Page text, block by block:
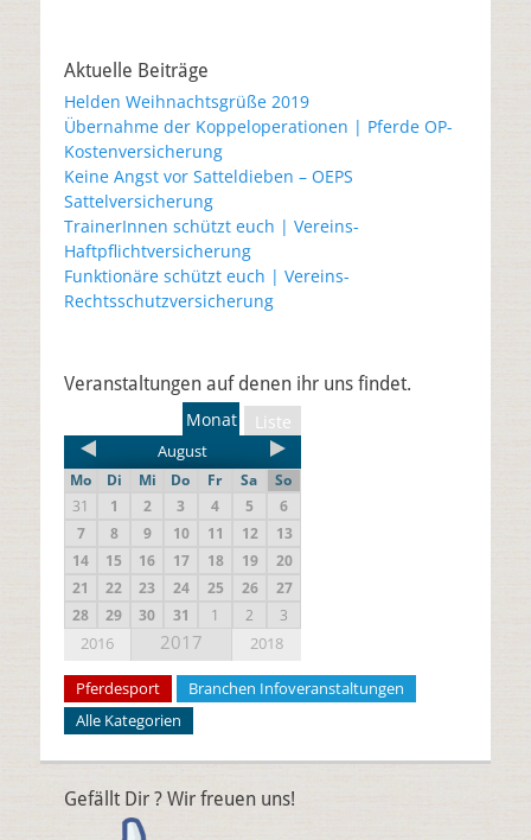
Aktuelle Beiträge
Helden Weihnachtsgrüße 2019
Übernahme der Koppeloperationen | Pferde OP-
Kostenversicherung
Keine Angst vor Satteldieben – OEPS
Sattelversicherung
TrainerInnen schützt euch | Vereins-
Haftpflichtversicherung
Funktionäre schützt euch | Vereins-
Rechtsschutzversicherung
Veranstaltungen auf denen ihr uns findet.
Liste
Monat
August
Mo Di Mi Do Fr Sa
So
31
1 2 3 4 5
6
7
8 9 10 11 12
13
14
15 16 17 18 19
20
21
22 23 24 25 26
27
28
29 30 31 1 2 3
2016 2017 2018
Pferdesport
Branchen Infoveranstaltungen
Alle Kategorien
Gefällt Dir ? Wir freuen uns!